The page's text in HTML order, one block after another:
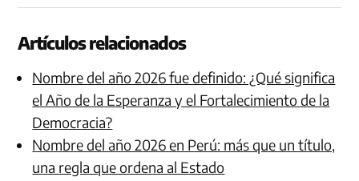
Artículos relacionados
Nombre del año 2026 fue definido: ¿Qué significa
el Año de la Esperanza y el Fortalecimiento de la
Democracia?
Nombre del año 2026 en Perú: más que un título,
una regla que ordena al Estado